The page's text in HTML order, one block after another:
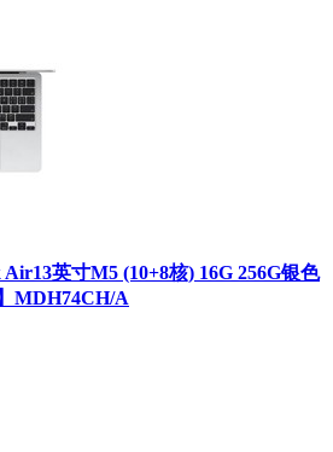
英寸M5 (10+8核) 16G 256G银色
MDH74CH/A